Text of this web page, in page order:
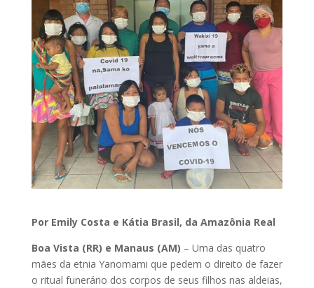
Por Emily Costa e Kátia Brasil, da Amazônia Real
Boa Vista (RR) e Manaus (AM) – Uma das quatro
mães da etnia Yanomami que pedem o direito de fazer
o ritual funerário dos corpos de seus filhos nas aldeias,